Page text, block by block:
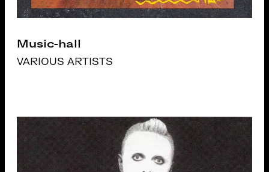
Music-hall
VARIOUS ARTISTS